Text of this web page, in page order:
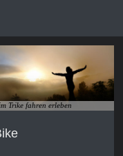
Trike fahren erleben